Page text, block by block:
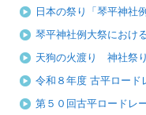
日本の祭り「琴平神社
琴平神社例大祭におけ
天狗の火渡り 神社祭り
令和８年度 古平ロード
第５０回古平ロードレ